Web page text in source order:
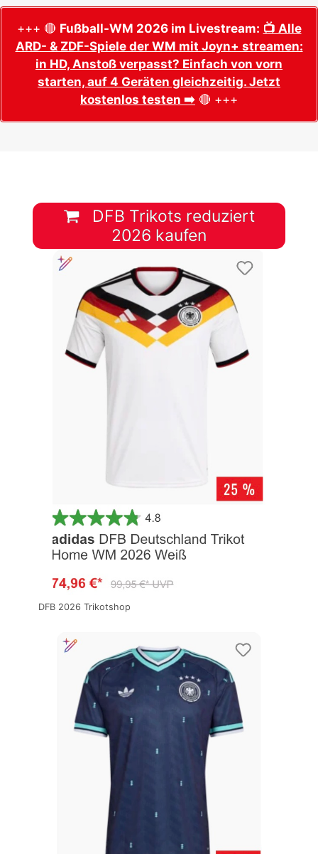
+++ 🔴 Fußball-WM 2026 im Livestream: 📺 Alle
ARD- & ZDF-Spiele der WM mit Joyn+ streamen:
in HD, Anstoß verpasst? Einfach von vorn
starten, auf 4 Geräten gleichzeitig. Jetzt
kostenlos testen ➡️ 🔴 +++
DFB Trikots reduziert
2026 kaufen
DFB 2026 Trikotshop